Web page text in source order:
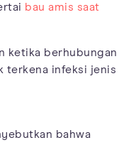
bau amis saat
ketika berhubungan
terkena infeksi jenis
bahwa